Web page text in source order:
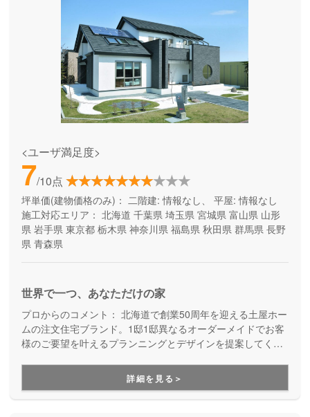
<ユーザ満足度>
7/10点
坪単価(建物価格のみ)： 二階建: 情報なし、 平屋: 情報なし
施工対応エリア： 北海道 千葉県 埼玉県 宮城県 富山県 山形
県 岩手県 東京都 栃木県 神奈川県 福島県 秋田県 群馬県 長野
県 青森県
世界で一つ、あなただけの家
プロからのコメント： 北海道で創業50周年を迎える土屋ホー
ムの注文住宅ブランド。1邸1邸異なるオーダーメイドでお客
様のご要望を叶えるプランニングとデザインを提案してくれ
詳細を見る＞